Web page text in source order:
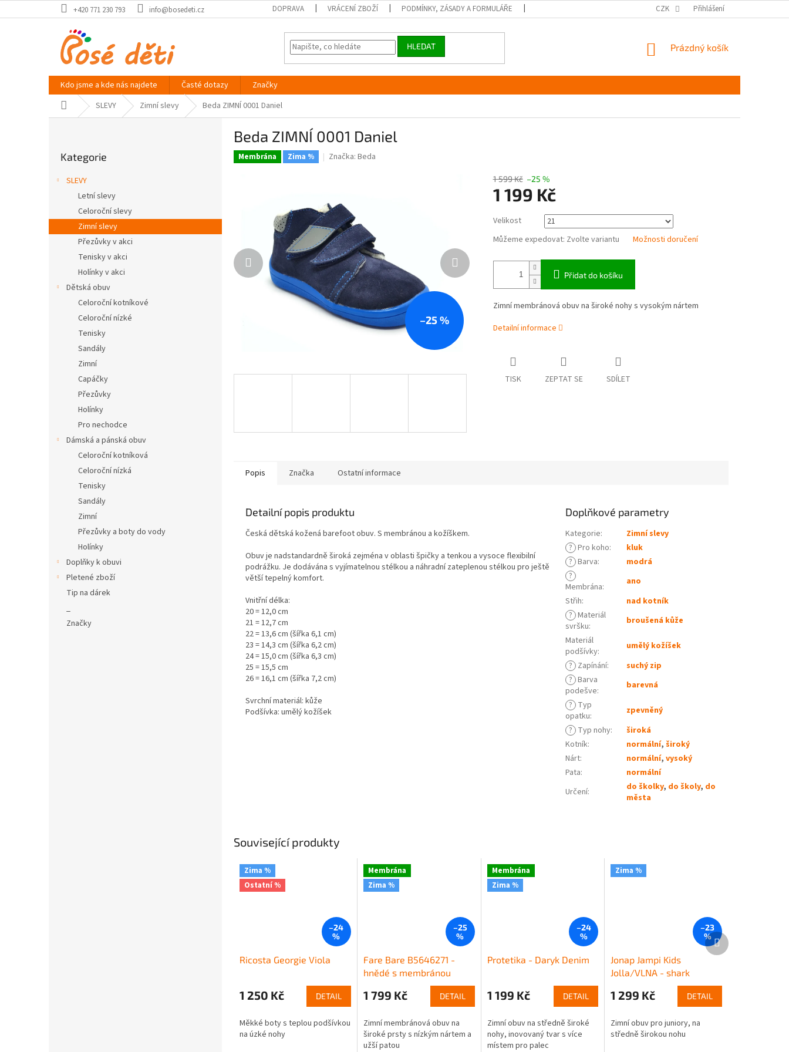
na
+420 771 230 793 info@bosedeti.cz DOPRAVA VRÁCENÍ ZBOŽÍ PODMÍNKY, ZÁSADY A FORMULÁŘE JAK PEČOVAT O OBUV
CZK Přihlášení
HLEDAT
NÁKUPNÍ
Prázdný košík
Kdo jsme a kde nás najdete Časté dotazy
Značky
Domů SLEVY Zimní slevy Beda ZIMNÍ 0001 Daniel
kategorie
Kategorie
SLEVY
Letní slevy
Celoroční slevy
Zimní slevy
Přezůvky v akci
Tenisky v akci
Holínky v akci
Dětská obuv
Celoroční kotníkové
Celoroční nízké
Tenisky
Sandály
Zimní
Capáčky
Přezůvky
Holínky
Pro nechodce
Dámská a pánská obuv
Celoroční kotníková
Celoroční nízká
Tenisky
Sandály
Zimní
Přezůvky a boty do vody
Holínky
Doplňky k obuvi
Pletené zboží
Tip na dárek
_
Značky
Beda ZIMNÍ 0001 Daniel
Membrána Zima % Značka: Beda
–25 %
1 599 Kč –25 %
1 199 Kč
cena:
Velikost
Můžeme expedovat: Zvolte variantu Možnosti doručení
Přidat do košíku
Zimní membránová obuv na široké nohy s vysokým nártem
Detailní informace
TISK ZEPTAT SE SDÍLET
Související produkty
Zima %
Ostatní %
–24
%
Ricosta Georgie Viola
1 250 Kč DETAIL
Měkké boty s teplou podšívkou
na úzké nohy
Membrána
Zima %
–25
%
Fare Bare B5646271 -
hnědé s membránou
1 799 Kč DETAIL
Zimní membránová obuv na
široké prsty s nízkým nártem a
užší patou
Membrána
Zima %
–24
%
Protetika - Daryk Denim
1 199 Kč DETAIL
Zimní obuv na středně široké
nohy, inovovaný tvar s více
místem pro palec
Zima %
–23
%
Jonap Jampi Kids
Jolla/VLNA - shark
1 299 Kč DETAIL
Zimní obuv pro juniory, na
středně širokou nohu
Další
produkt
Popis Značka Ostatní informace
Detailní popis produktu
Česká dětská kožená barefoot obuv. S membránou a kožíškem.
Obuv je nadstandardně široká zejména v oblasti špičky a tenkou a vysoce flexibilní
podrážku. Je dodávána s vyjímatelnou stélkou a náhradní zateplenou stélkou pro ještě
větší tepelný komfort.
Vnitřní délka:
20 = 12,0 cm
21 = 12,7 cm
22 = 13,6 cm (šířka 6,1 cm)
23 = 14,3 cm (šířka 6,2 cm)
24 = 15,0 cm (šířka 6,3 cm)
25 = 15,5 cm
26 = 16,1 cm (šířka 7,2 cm)
Svrchní materiál: kůže
Podšívka: umělý kožíšek
Doplňkové parametry
Kategorie:
Zimní slevy
? Pro koho:
kluk
? Barva:
modrá
?
Membrána:
ano
Střih:
nad kotník
? Materiál
svršku:
broušená kůže
Materiál
podšívky:
umělý kožíšek
? Zapínání:
suchý zip
? Barva
podešve:
barevná
? Typ
opatku:
zpevněný
? Typ nohy:
široká
Kotník: normální,široký
Nárt: normální,vysoký
Pata:
normální
Určení: do školky, do školy, do
města